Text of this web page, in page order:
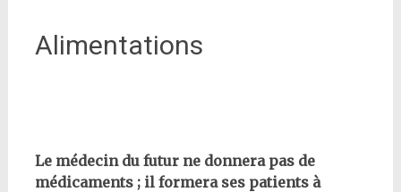
Alimentations
Le médecin du futur ne donnera pas de
médicaments ; il formera ses patients à